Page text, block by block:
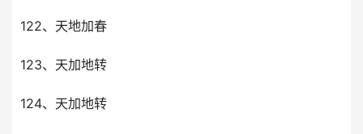
122、天地加春
123、天加地转
124、天加地转